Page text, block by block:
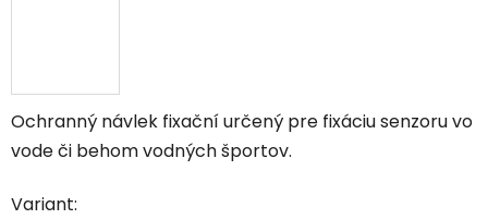
Ochranný návlek fixační určený pre fixáciu senzoru vo
vode či behom vodných športov.
Variant: